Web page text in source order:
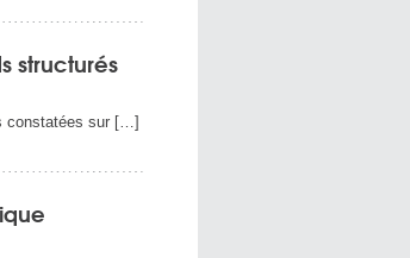
structurés
constatées sur […]